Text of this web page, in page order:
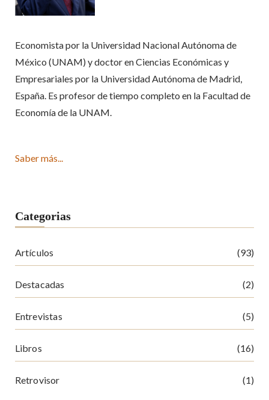
Economista por la Universidad Nacional Autónoma de
México (UNAM) y doctor en Ciencias Económicas y
Empresariales por la Universidad Autónoma de Madrid,
España. Es profesor de tiempo completo en la Facultad de
Economía de la UNAM.
Saber más...
Categorias
Artículos (93)
Destacadas (2)
Entrevistas (5)
Libros (16)
Retrovisor (1)